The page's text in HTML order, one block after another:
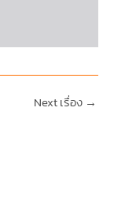
Next เรื่อง →